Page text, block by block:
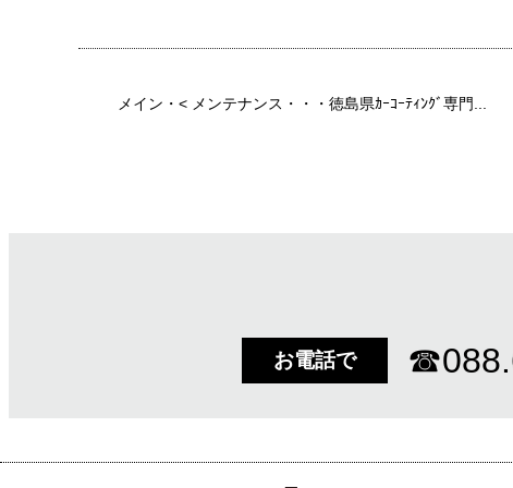
メイン ・< メンテナンス・・・徳島県ｶｰｺｰﾃｨﾝｸﾞ専門...
お電話で ☎